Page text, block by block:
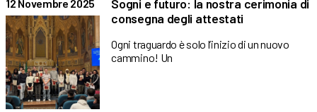
12 Novembre 2025
Sogni e futuro: la nostra cerimonia di
consegna degli attestati
Ogni traguardo è solo l’inizio di un nuovo
cammino! Un